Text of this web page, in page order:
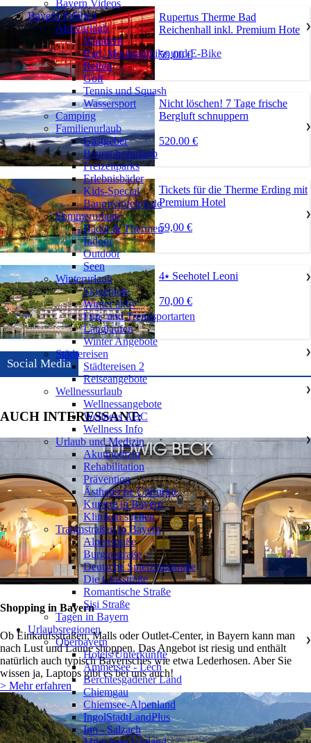
Rupertus Therme Bad
Reichenhall inkl. Premium Hote
59,00 €
Nicht löschen! 7 Tage frische
Bergluft schnuppern
520.00 €
Tickets für die Therme Erding mit
Premium Hotel
59,00 €
4⭑ Seehotel Leoni
70,00 €
Social Media
AUCH INTERESSANT:
Shopping in Bayern
Ob Einkaufsstraßen, Malls oder Outlet-Center, in Bayern kann man
nach Lust und Laune shoppen. Das Angebot ist riesig und enthält
natürlich auch typisch Bayerisches wie etwa Lederhosen. Aber Sie
wissen ja, Laptops gibt es bei uns auch!
> Mehr erfahren
Bayern Videos
Bayern Erleben
Aktivurlaub
❯
Wandern
Rad, Mountainbike und E-Bike
Reiten
Golf
Tennis und Squash
Wassersport
Camping
Familienurlaub
❯
Gastgeber
Bauernhofurlaub
Freizeitparks
Erlebnisbäder
Kids-Special
Baumwipfelpfade
Sommerurlaub
❯
Bäder & Thermen
Indoor
Outdoor
Seen
Winterurlaub
❯
Skigebiete
Winter aktiv
Fun- und Trendsportarten
Langlaufen
Winter Angebote
Städtereisen
❯
Städtereisen 2
Reiseangebote
Wellnessurlaub
❯
Wellnessangebote
Wellness ABC
Wellness Info
Urlaub und Medizin
❯
Akutmedizin
Rehabilitation
Prävention
Ästhetische Chirurgie
Kurorte in Bayern
Kliniken suchen
Traumstraßen in Bayern
❯
Alpenstraße
Burgenstraße
Deutsche Spielzeugstraße
Die Glasstraße
Romantische Straße
Sisi Straße
Tagen in Bayern
Urlaubsregionen
Oberbayern
❯
Hotels/Unterkünfte
Ammersee - Lech
Berchtesgadener Land
Chiemgau
Chiemsee-Alpenland
IngolStadtLandPlus
Inn - Salzach